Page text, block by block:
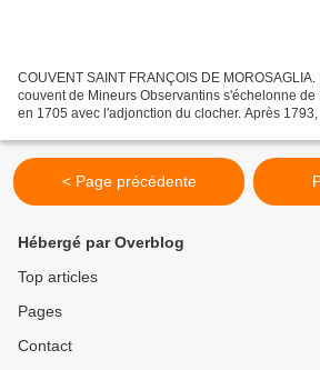
COUVENT SAINT FRANÇOIS DE
couvent de Mineurs Observantins s'échelonne
en 1705 avec l'adjonction du clocher. Après
< Page précédente
Hébergé par Overblog
Top articles
Pages
Contact